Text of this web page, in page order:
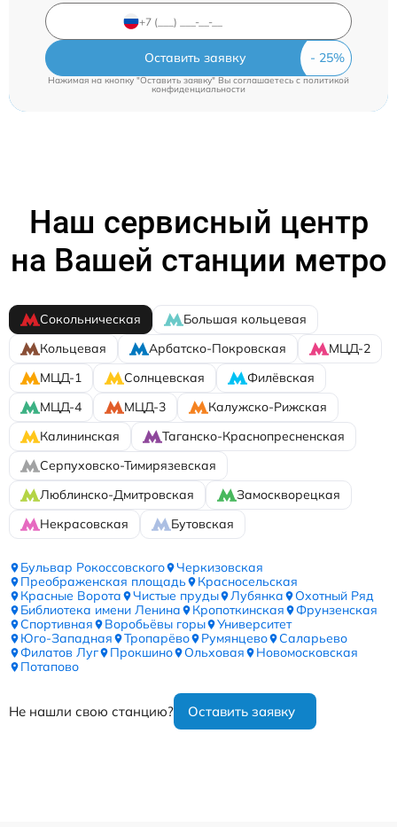
Оставить заявку
Нажимая на кнопку "Оставить заявку" Вы соглашаетесь cполитикой
конфиденциальности
Наш сервисный центр
на Вашей станции метро
Сокольническая
Большая кольцевая
Кольцевая
Арбатско-Покровская
МЦД-2
МЦД-1
Солнцевская
Филёвская
МЦД-4
МЦД-3
Калужско-Рижская
Калининская
Таганско-Краснопресненская
Серпуховско-Тимирязевская
Люблинско-Дмитровская
Замоскворецкая
Некрасовская
Бутовская
Бульвар Рокоссовского
Черкизовская
Преображенская площадь
Красносельская
Красные Ворота
Чистые пруды Лубянка
Охотный Ряд
Библиотека имени Ленина
Кропоткинская
Фрунзенская
Спортивная
Воробьёвы горы
Университет
Юго-Западная
Тропарёво Румянцево
Саларьево
Филатов Луг
Прокшино Ольховая
Новомосковская
Потапово
Не нашли свою станцию? Оставить заявку